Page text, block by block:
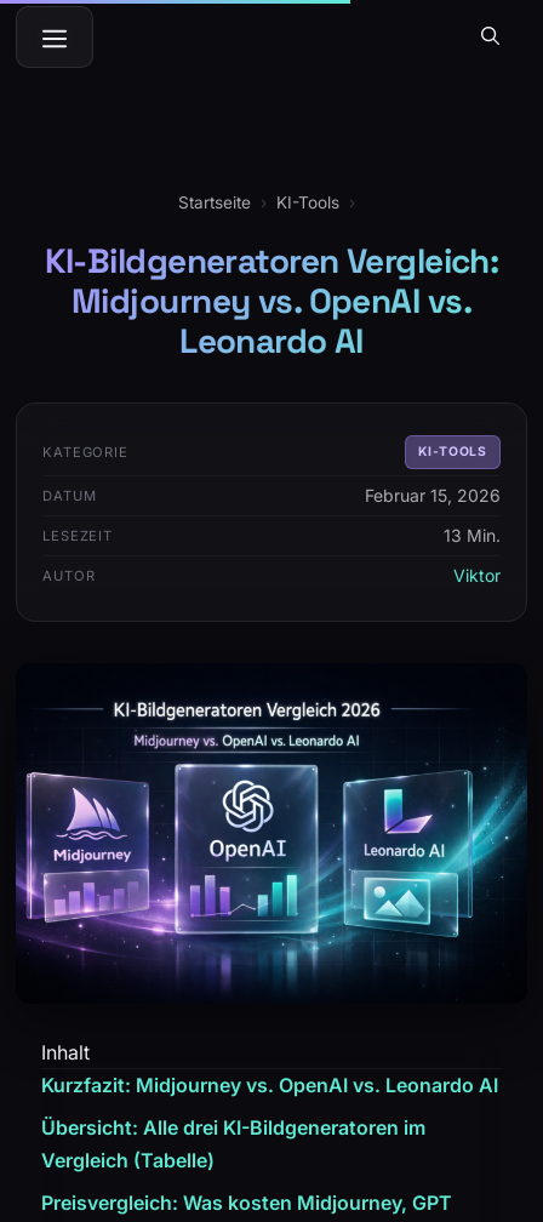
Zum
Inhalt
springen
Menü
Startseite › KI-Tools ›
KI-Bildgeneratoren Vergleich:
Midjourney vs. OpenAI vs.
Leonardo AI
KATEGORIE KI-TOOLS
DATUM Februar 15, 2026
LESEZEIT 13 Min.
AUTOR Viktor
Inhalt
Kurzfazit: Midjourney vs. OpenAI vs. Leonardo AI
Übersicht: Alle drei KI-Bildgeneratoren im
Vergleich (Tabelle)
Preisvergleich: Was kosten Midjourney, GPT